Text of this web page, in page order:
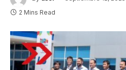
2 Mins Read